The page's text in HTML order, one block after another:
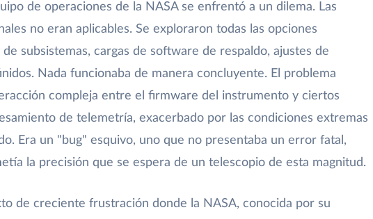
de operaciones de la NASA se enfrentó a un dilema. Las
no eran aplicables. Se exploraron todas las opciones
subsistemas, cargas de software de respaldo, ajustes de
Nada funcionaba de manera concluyente. El problema
compleja entre el firmware del instrumento y ciertos
de telemetría, exacerbado por las condiciones extremas
Era un "bug" esquivo, uno que no presentaba un error fatal,
la precisión que se espera de un telescopio de esta magnitud.
de creciente frustración donde la NASA, conocida por su